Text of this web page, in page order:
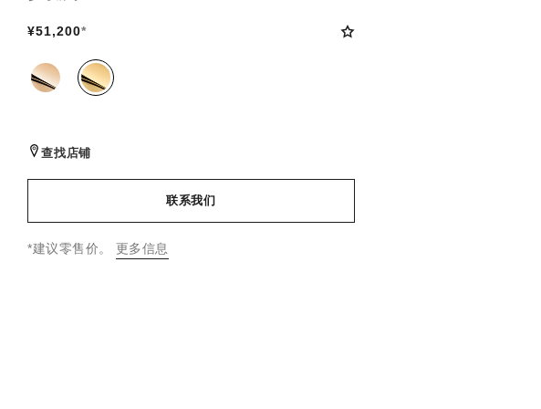
¥51,200*
同系列款式(2)
查找店铺
联系我们
↩
*建议零售价。 更多信息